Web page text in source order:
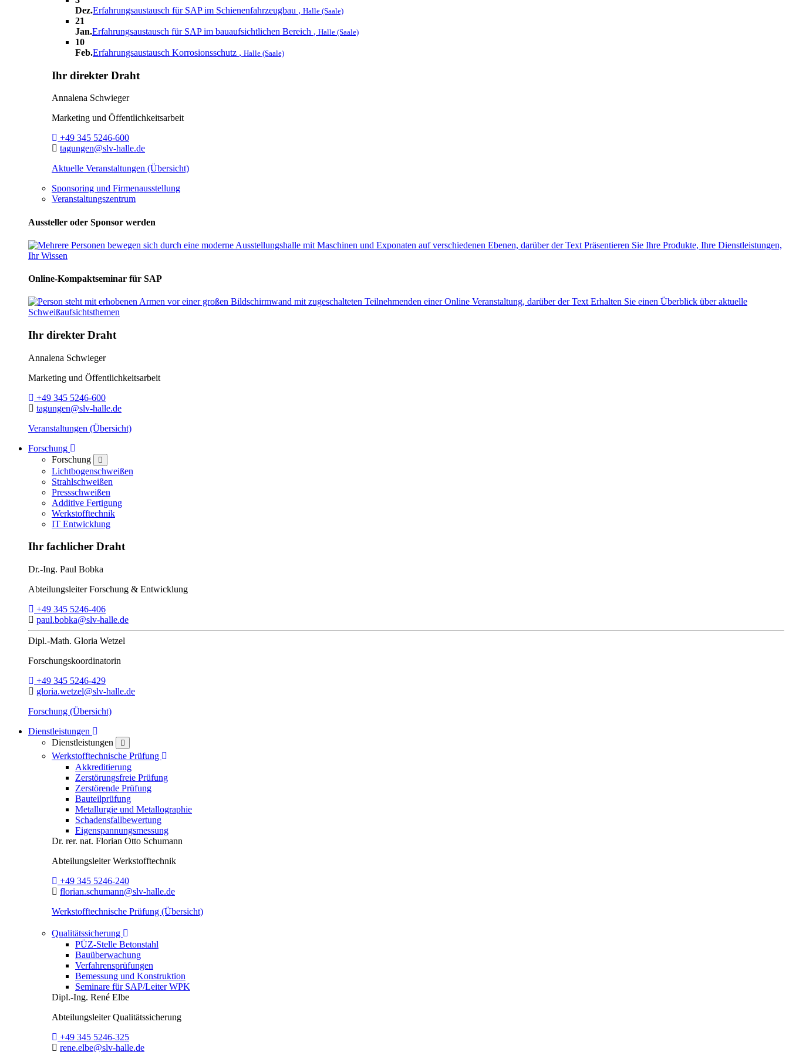
Dez.Erfahrungsaustausch für SAP im Schienenfahrzeugbau , Halle (Saale)
21
Jan.Erfahrungsaustausch für SAP im bauaufsichtlichen Bereich , Halle (Saale)
10
Feb.Erfahrungsaustausch Korrosionsschutz , Halle (Saale)
Ihr direkter Draht
Annalena Schwieger
Marketing und Öffentlichkeitsarbeit
Telefon:
+49 345 5246-600
E-Mail:
tagungen@slv-halle.de
Aktuelle Veranstaltungen (Übersicht)
Sponsoring und Firmenausstellung
Veranstaltungszentrum
Aussteller oder Sponsor werden
Online-Kompaktseminar für SAP
Ihr direkter Draht
Annalena Schwieger
Marketing und Öffentlichkeitsarbeit
Telefon:
+49 345 5246-600
E-Mail:
tagungen@slv-halle.de
Veranstaltungen (Übersicht)
Forschung
Forschung
Lichtbogenschweißen
Strahlschweißen
Pressschweißen
Additive Fertigung
Werkstofftechnik
IT Entwicklung
Ihr fachlicher Draht
Dr.-Ing. Paul Bobka
AbteilungsleiterForschung & Entwicklung
Telefon:
+49 345 5246-406
E-Mail:
paul.bobka@slv-halle.de
Dipl.-Math. Gloria Wetzel
Forschungs­koordinatorin
Telefon:
+49 345 5246-429
E-Mail:
gloria.wetzel@slv-halle.de
Forschung (Übersicht)
Dienstleistungen
Dienstleistungen
Werkstofftechnische Prüfung Toggle Dropdown
Akkreditierung
Zerstörungsfreie Prüfung
Zerstörende Prüfung
Bauteilprüfung
Metallurgie und Metallographie
Schadensfallbewertung
Eigenspannungsmessung
Dr. rer. nat. Florian Otto Schumann
AbteilungsleiterWerkstofftechnik
Telefon:
+49 345 5246-240
E-Mail:
florian.schumann@slv-halle.de
Werkstofftechnische Prüfung (Übersicht)
Qualitätssicherung Toggle Dropdown
PÜZ-Stelle Betonstahl
Bauüberwachung
Verfahrensprüfungen
Bemessung und Konstruktion
Seminare für SAP/Leiter WPK
Dipl.-Ing. René Elbe
AbteilungsleiterQualitätssicherung
Telefon:
+49 345 5246-325
E-Mail:
rene.elbe@slv-halle.de